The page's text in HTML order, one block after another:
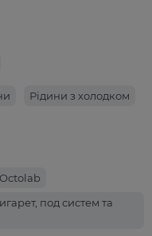
Рідини з холодком
Octolab
под систем та